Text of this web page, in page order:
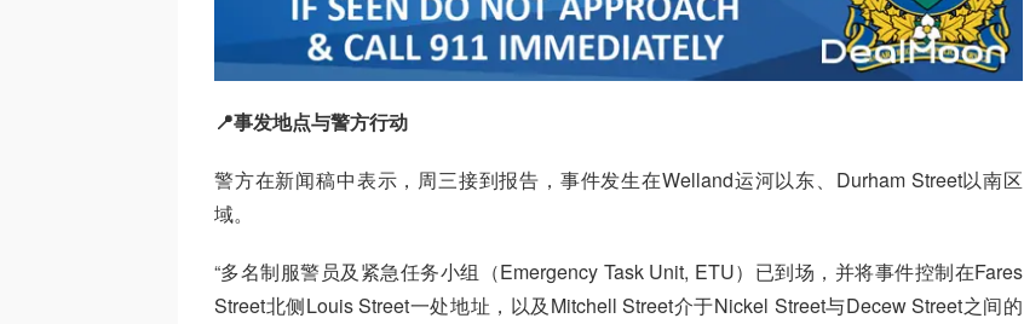
📍事发地点与警方行动
警方在新闻稿中表示，周三接到报告，事件发生在Welland运河以东、Durham Street以南区
域。
“多名制服警员及紧急任务小组（Emergency Task Unit, ETU）已到场，并将事件控制在Fares
Street北侧Louis Street一处地址，以及Mitchell Street介于Nickel Street与Decew Street之间的